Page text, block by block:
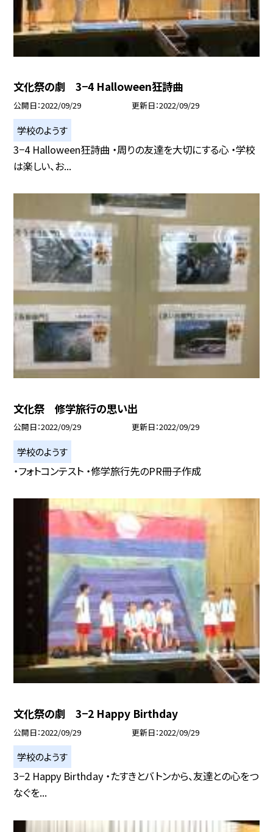
文化祭の劇 3−4 Halloween狂詩曲
公開日 2022/09/29 更新日 2022/09/29
学校のようす
3−4 Halloween狂詩曲 ・周りの友達を大切にする心 ・学校
は楽しい、お...
文化祭 修学旅行の思い出
公開日 2022/09/29 更新日 2022/09/29
学校のようす
・フォトコンテスト ・修学旅行先のPR冊子作成
文化祭の劇 3−2 Happy Birthday
公開日 2022/09/29 更新日 2022/09/29
学校のようす
3−2 Happy Birthday ・たすきとバトンから、友達との心をつ
なぐを...